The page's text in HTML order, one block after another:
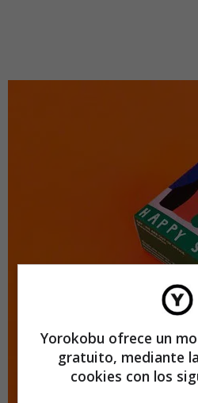
Yorokobu ofrece un
gratuito, mediante
cookies con los